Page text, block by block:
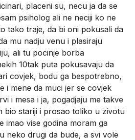
placeni su, necu ja da se
psiholog ali ne neciji ko ne
tako traje, da bi oni pokusali da
mu nadju venu i plasiraju
ali tu pocinje borba
10tak puta pokusavaju da
covjek, bodu ga bespotrebno,
i mene da muci jer se covjek
i mesa i ja, pogadjaju me takve
bio stariji i prosao toliko u zivotu
imao vise godina moram ga
neko drugi da bude, a svi vole